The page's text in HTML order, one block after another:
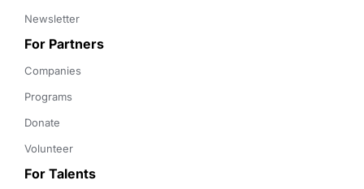
Newsletter
For Partners
Companies
Programs
Donate
Volunteer
For Talents